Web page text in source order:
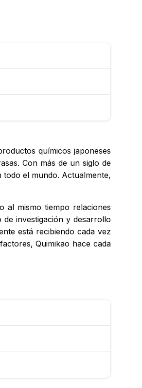
químicos japoneses
Con más de un siglo de
todo el mundo. Actualmente,
al mismo tiempo relaciones
investigación y desarrollo
está recibiendo cada vez
Quimikao hace cada